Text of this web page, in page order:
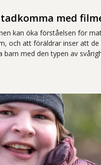
med
kan öka förståelsen för
och att föräldrar inser att de
med den typen av